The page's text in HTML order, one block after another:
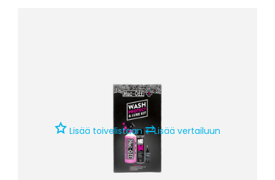
Lisää toivelistaan⇄Lisää vertailuun